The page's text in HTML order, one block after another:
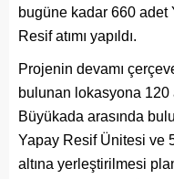
bugüne kadar 660 adet
Resif atımı yapıldı.
Projenin devamı
bulunan lokasyona
Büyükada arasında
Yapay Resif Ünitesi ve
altına yerleştirilmesi